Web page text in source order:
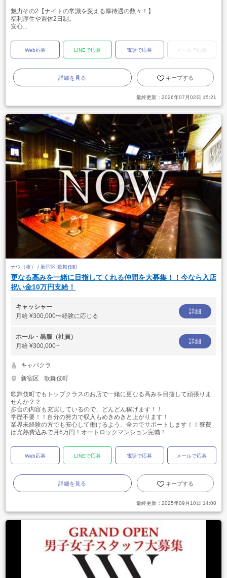
魅力その2【ナイトの常識を変える厚待遇の数々！】
福利厚生や週休2日制。
安心...
Web応募 LINEで応募 電話で応募 メールで応募
詳細を見る キープする
最終更新： 2026年07月02日 15:21
ナウ（夜） / 新宿区 歌舞伎町
更なる高みを一緒に目指してくれる仲間を大募集！！今なら入店
祝い金10万円支給！
キャッシャー
月給 ¥300,000〜経験に応じる
詳細
ホール・黒服（社員）
月給 ¥300,000~
詳細
キャバクラ
新宿区
歌舞伎町
歌舞伎町でもトップクラスのお店で一緒に更なる高みを目指して頑張りま
せんか？？
歩合の内容も充実しているので、どんどん稼げます！！
学歴不要！！自分の努力で収入もめきめきと上がります！
業界未経験の方でも安心して働けるよう、全力でサポートします！！寮費
は光熱費込みで月6万円！オートロックマンション完備！
Web応募 LINEで応募 電話で応募 メールで応募
詳細を見る キープする
最終更新： 2025年09月10日 14:00